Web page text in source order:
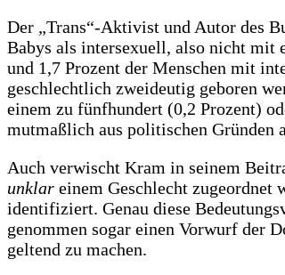
Der „Trans“-Aktivist und Autor des
Babys als intersexuell, also nicht mit
und 1,7 Prozent der Menschen mit
geschlechtlich zweideutig geboren
einem zu fünfhundert (0,2 Prozent)
mutmaßlich aus politischen Gründen
Auch verwischt Kram in seinem
unklar einem Geschlecht zugeordnet
identifiziert. Genau diese
genommen sogar einen Vorwurf der
geltend zu machen.